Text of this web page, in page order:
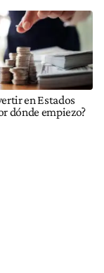
en Estados
dónde empiezo?